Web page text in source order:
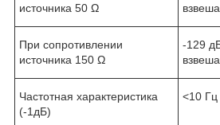
источника 50 Ω
При сопротивлении
источника 150 Ω
-129
Частотная характеристика
(-1дБ)
<10 Гц